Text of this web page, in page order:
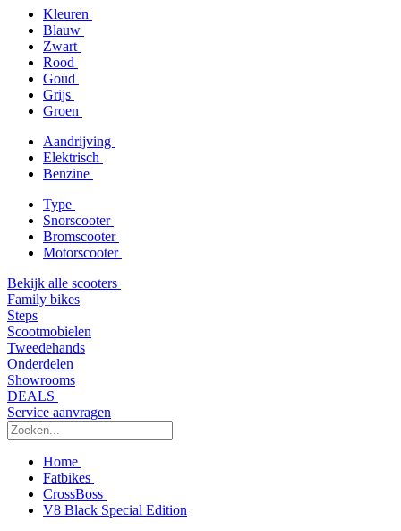
Kleuren
Blauw
Zwart
Rood
Goud
Grijs
Groen
Aandrijving
Elektrisch
Benzine
Type
Snorscooter
Bromscooter
Motorscooter
Bekijk alle scooters
Family bikes
Steps
Scootmobielen
Tweedehands
Onderdelen
Showrooms
DEALS
Service aanvragen
Home
Fatbikes
CrossBoss
V8 Black Special Edition